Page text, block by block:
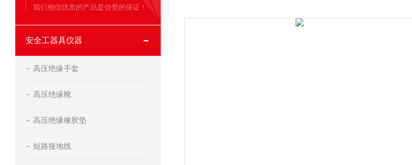
我们相信优质的产品是信誉的保证！
安全工器具仪器
高压绝缘手套
高压绝缘靴
高压绝缘橡胶垫
短路接地线